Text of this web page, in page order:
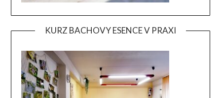
KURZ BACHOVY ESENCE V PRAXI